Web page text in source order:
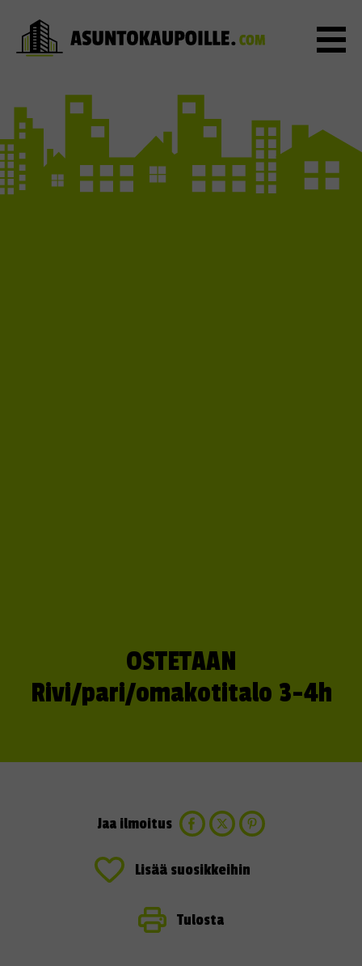
OSTETAAN
Rivi/pari/omakotitalo 3-4h
Jaa ilmoitus
Lisää suosikkeihin
Tulosta